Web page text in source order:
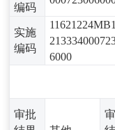
编码
实施
编码
6000
审批